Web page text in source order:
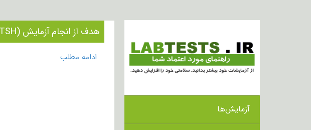
آزمایش‌ها
هدف از انجام آزمایش Test Thyroid-stimulating Hormone (TSH) چیست؟
ادامه مطلب